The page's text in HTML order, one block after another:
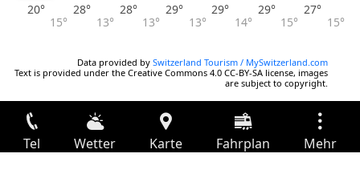
20°
15°
28°
13°
28°
13°
29°
13°
29°
14°
29°
15°
27°
15°
Data provided by Switzerland Tourism / MySwitzerland.com
Text is provided under the Creative Commons 4.0 CC-BY-SA license, images
are subject to copyright.
Tel Wetter Karte Fahrplan Mehr